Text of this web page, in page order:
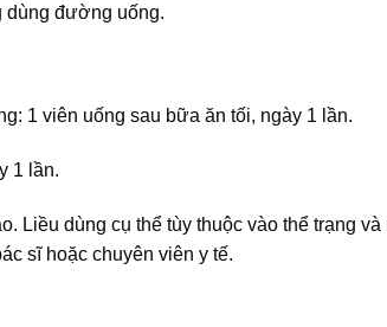
dùng đường uống.
1 viên uống sau bữa ăn tối, ngày 1 lần.
1 lần.
Liều dùng cụ thể tùy thuộc vào thể trạng
sĩ hoặc chuyên viên y tế.